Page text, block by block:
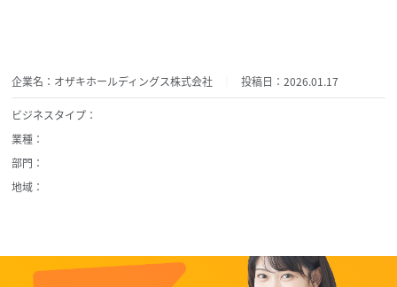
企業名：オザキホールディングス株式会社 投稿日：2026.01.17
ビジネスタイプ：
業種：
部門：
地域：